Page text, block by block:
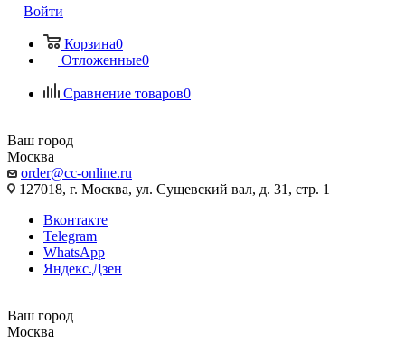
Войти
Корзина0
Отложенные0
Сравнение товаров0
Ваш город
Москва
order@cc-online.ru
127018, г. Москва, ул. Сущевский вал, д. 31, стр. 1
Вконтакте
Telegram
WhatsApp
Яндекс.Дзен
Ваш город
Москва